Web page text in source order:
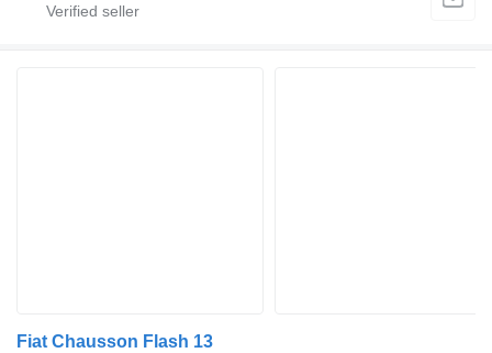
Fiat Chausson Flash 13